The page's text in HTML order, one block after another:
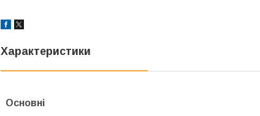
Характеристики
Основні